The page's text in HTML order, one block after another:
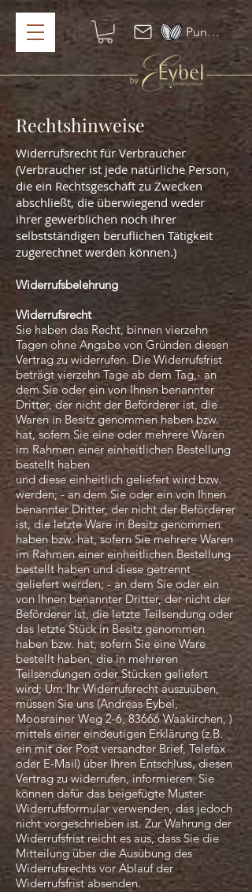
Punkte ansehen
Rechtshinweise
Widerrufsrecht für Verbraucher
(Verbraucher ist jede natürliche Person,
die ein Rechtsgeschäft zu Zwecken
abschließt, die überwiegend weder
ihrer gewerblichen noch ihrer
selbstständigen beruflichen Tätigkeit
zugerechnet werden können.)
Widerrufsbelehrung
Widerrufsrecht
Sie haben das Recht, binnen vierzehn
Tagen ohne Angabe von Gründen diesen
Vertrag zu widerrufen. Die Widerrufsfrist
beträgt vierzehn Tage ab dem Tag,- an
dem Sie oder ein von Ihnen benannter
Dritter, der nicht der Beförderer ist, die
Waren in Besitz genommen haben bzw.
hat, sofern Sie eine oder mehrere Waren
im Rahmen einer einheitlichen Bestellung
bestellt haben
und diese einheitlich geliefert wird bzw.
werden; - an dem Sie oder ein von Ihnen
benannter Dritter, der nicht der Beförderer
ist, die letzte Ware in Besitz genommen
haben bzw. hat, sofern Sie mehrere Waren
im Rahmen einer einheitlichen Bestellung
bestellt haben und diese getrennt
geliefert werden; - an dem Sie oder ein
von Ihnen benannter Dritter, der nicht der
Beförderer ist, die letzte Teilsendung oder
das letzte Stück in Besitz genommen
haben bzw. hat, sofern Sie eine Ware
bestellt haben, die in mehreren
Teilsendungen oder Stücken geliefert
wird; Um Ihr Widerrufsrecht auszuüben,
müssen Sie uns (Andreas Eybel,
Moosrainer Weg 2-6, 83666 Waakirchen, )
mittels einer eindeutigen Erklärung (z.B.
ein mit der Post versandter Brief, Telefax
oder E-Mail) über Ihren Entschluss, diesen
Vertrag zu widerrufen, informieren. Sie
können dafür das beigefügte Muster-
Widerrufsformular verwenden, das jedoch
nicht vorgeschrieben ist. Zur Wahrung der
Widerrufsfrist reicht es aus, dass Sie die
Mitteilung über die Ausübung des
Widerrufsrechts vor Ablauf der
Widerrufsfrist absenden.